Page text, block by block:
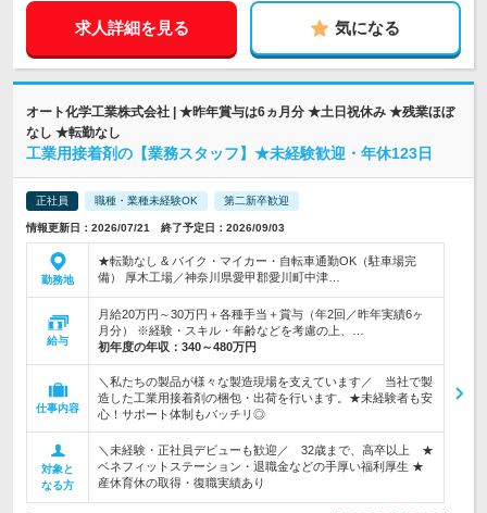
求人詳細を見る 気になる
オート化学工業株式会社 | ★昨年賞与は6ヵ月分 ★土日祝休み ★残業ほぼ
なし ★転勤なし
工業用接着剤の【業務スタッフ】★未経験歓迎・年休123日
正社員 職種・業種未経験OK 第二新卒歓迎
情報更新日：2026/07/21 終了予定日：2026/09/03
勤務地
★転勤なし & バイク・マイカー・自転車通勤OK（駐車場完
備） 厚木工場／神奈川県愛甲郡愛川町中津…
給与
月給20万円～30万円＋各種手当＋賞与（年2回／昨年実績6ヶ
月分） ※経験・スキル・年齢などを考慮の上、…
初年度の年収： 340～480万円
仕事内容
＼私たちの製品が様々な製造現場を支えています／ 当社で製
造した工業用接着剤の梱包・出荷を行います。★未経験者も安
心！サポート体制もバッチリ◎
対象と
なる方
＼未経験・正社員デビューも歓迎／ 32歳まで、高卒以上 ★
ベネフィットステーション・退職金などの手厚い福利厚生 ★
産休育休の取得・復職実績あり